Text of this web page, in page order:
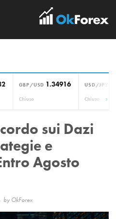
GBP/USD 1.34916
Chiuso
USD/JPY
Chiuso ›
sui Dazi
e
Agosto
by OkForex